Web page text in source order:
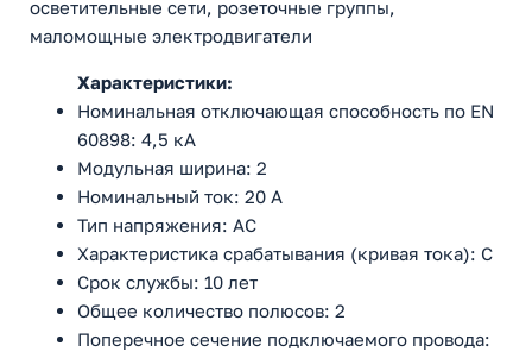
осветительные сети, розеточные группы,
маломощные электродвигатели
Характеристики:
Номинальная отключающая способность по EN
60898: 4,5 кА
Модульная ширина: 2
Номинальный ток: 20 А
Тип напряжения: AC
Характеристика срабатывания (кривая тока): С
Срок службы: 10 лет
Общее количество полюсов: 2
Поперечное сечение подключаемого провода: